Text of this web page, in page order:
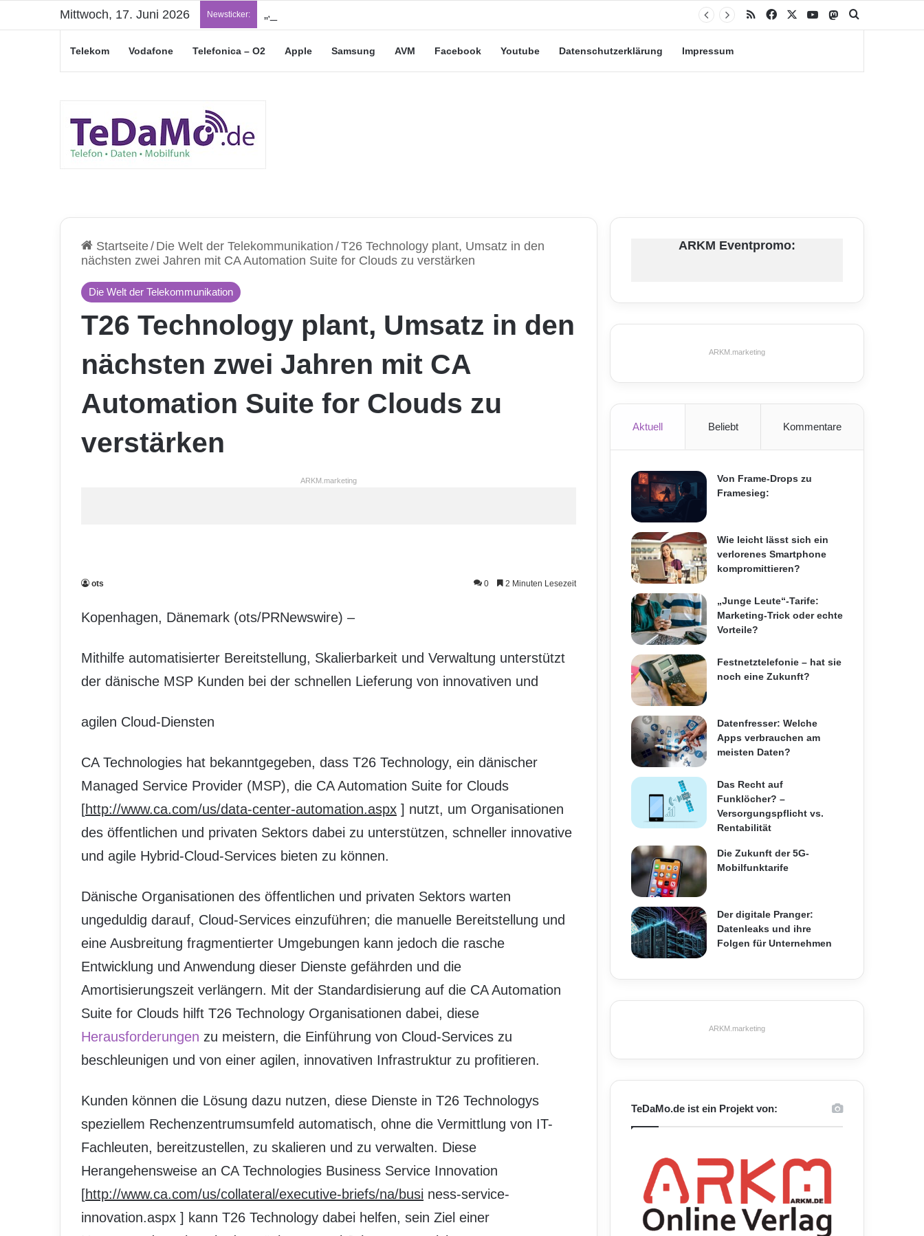
Mittwoch, 17. Juni 2026 Newsticker: „Junge Leute“-Tarife: Marketing-Trick oder echte Vorteile? RSS Facebook YouTubeMastodon
Telekom Vodafone Telefonica – O2 Apple Samsung AVM Facebook Youtube Datenschutzerklärung Impressum
Startseite/ Die Welt der Telekommunikation /T26 Technology plant, Umsatz in den
nächsten zwei Jahren mit CA Automation Suite for Clouds zu verstärken
Die Welt der Telekommunikation
T26 Technology plant, Umsatz in den
nächsten zwei Jahren mit CA
Automation Suite for Clouds zu
verstärken
ARKM.marketing
ots 0 2 Minuten Lesezeit
Kopenhagen, Dänemark (ots/PRNewswire) –
Mithilfe automatisierter Bereitstellung, Skalierbarkeit und Verwaltung unterstützt
der dänische MSP Kunden bei der schnellen Lieferung von innovativen und
agilen Cloud-Diensten
CA Technologies hat bekanntgegeben, dass T26 Technology, ein dänischer
Managed Service Provider (MSP), die CA Automation Suite for Clouds
[http://www.ca.com/us/data-center-automation.aspx ] nutzt, um Organisationen
des öffentlichen und privaten Sektors dabei zu unterstützen, schneller innovative
und agile Hybrid-Cloud-Services bieten zu können.
Dänische Organisationen des öffentlichen und privaten Sektors warten
ungeduldig darauf, Cloud-Services einzuführen; die manuelle Bereitstellung und
eine Ausbreitung fragmentierter Umgebungen kann jedoch die rasche
Entwicklung und Anwendung dieser Dienste gefährden und die
Amortisierungszeit verlängern. Mit der Standardisierung auf die CA Automation
Suite for Clouds hilft T26 Technology Organisationen dabei, diese
Herausforderungen zu meistern, die Einführung von Cloud-Services zu
beschleunigen und von einer agilen, innovativen Infrastruktur zu profitieren.
Kunden können die Lösung dazu nutzen, diese Dienste in T26 Technologys
speziellem Rechenzentrumsumfeld automatisch, ohne die Vermittlung von IT-
Fachleuten, bereitzustellen, zu skalieren und zu verwalten. Diese
Herangehensweise an CA Technologies Business Service Innovation
[http://www.ca.com/us/collateral/executive-briefs/na/busi ness-service-
innovation.aspx ] kann T26 Technology dabei helfen, sein Ziel einer
ARKM Eventpromo:
ARKM.marketing
Aktuell Beliebt Kommentare
Von Frame-Drops zu
Framesieg:
Wie leicht lässt sich ein
verlorenes Smartphone
kompromittieren?
„Junge Leute“-Tarife:
Marketing-Trick oder echte
Vorteile?
Festnetztelefonie – hat sie
noch eine Zukunft?
Datenfresser: Welche
Apps verbrauchen am
meisten Daten?
Das Recht auf
Funklöcher? –
Versorgungspflicht vs.
Rentabilität
Die Zukunft der 5G-
Mobilfunktarife
Der digitale Pranger:
Datenleaks und ihre
Folgen für Unternehmen
ARKM.marketing
TeDaMo.de ist ein Projekt von: